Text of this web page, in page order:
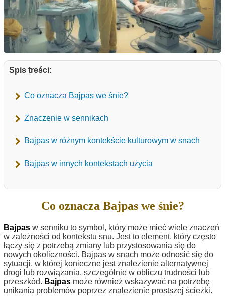
Spis treści:
Co oznacza Bajpas we śnie?
Znaczenie w sennikach
Bajpas w różnym kontekście kulturowym w snach
Bajpas w innych kontekstach użycia
Co oznacza Bajpas we śnie?
Bajpas w senniku to symbol, który może mieć wiele znaczeń
w zależności od kontekstu snu. Jest to element, który często
łączy się z potrzebą zmiany lub przystosowania się do
nowych okoliczności. Bajpas w snach może odnosić się do
sytuacji, w której konieczne jest znalezienie alternatywnej
drogi lub rozwiązania, szczególnie w obliczu trudności lub
przeszkód. Bajpas może również wskazywać na potrzebę
unikania problemów poprzez znalezienie prostszej ścieżki.